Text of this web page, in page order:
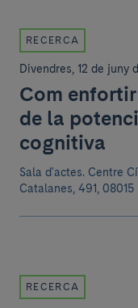
RECERCA
Divendres, 12 de juny
Com
de la
cognitiva
Sala d'actes. Centre
Catalanes, 491, 08015
RECERCA